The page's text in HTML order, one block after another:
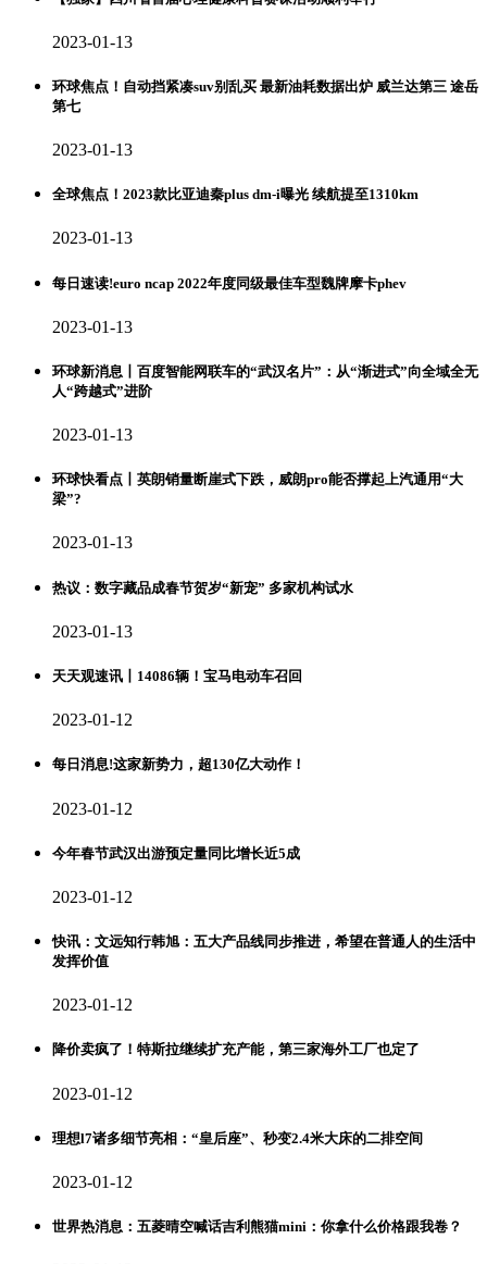
2023-01-13
环球焦点！自动挡紧凑suv别乱买 最新油耗数据出炉 威兰达第三 途岳
第七
2023-01-13
全球焦点！2023款比亚迪秦plus dm-i曝光 续航提至1310km
2023-01-13
每日速读!euro ncap 2022年度同级最佳车型魏牌摩卡phev
2023-01-13
环球新消息丨百度智能网联车的“武汉名片”：从“渐进式”向全域全无
人“跨越式”进阶
2023-01-13
环球快看点丨英朗销量断崖式下跌，威朗pro能否撑起上汽通用“大
梁”?
2023-01-13
热议：数字藏品成春节贺岁“新宠” 多家机构试水
2023-01-13
天天观速讯丨14086辆！宝马电动车召回
2023-01-12
每日消息!​这家新势力，超130亿大动作！
2023-01-12
今年春节武汉出游预定量同比增长近5成
2023-01-12
快讯：文远知行韩旭：五大产品线同步推进，希望在普通人的生活中
发挥价值
2023-01-12
降价卖疯了！特斯拉继续扩充产能，第三家海外工厂也定了
2023-01-12
理想l7诸多细节亮相：“皇后座”、秒变2.4米大床的二排空间
2023-01-12
世界热消息：五菱晴空喊话吉利熊猫mini：你拿什么价格跟我卷？